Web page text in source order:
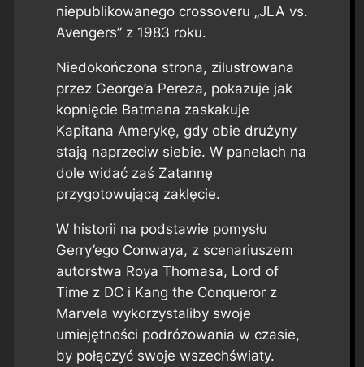
niepublikowanego crossoveru „JLA vs.
Avengers” z 1983 roku.
Niedokończona strona, zilustrowana
przez George’a Pereza, pokazuje jak
kopnięcie Batmana zaskakuje
Kapitana Amerykę, gdy obie drużyny
stają naprzeciw siebie. W panelach na
dole widać zaś Zatannę
przygotowującą zaklęcie.
W historii na podstawie pomysłu
Gerry’ego Conwaya, z scenariuszem
autorstwa Roya Thomasa, Lord of
Time z DC i Kang the Conqueror z
Marvela wykorzystaliby swoje
umiejętności podróżowania w czasie,
by połączyć swoje wszechświaty.